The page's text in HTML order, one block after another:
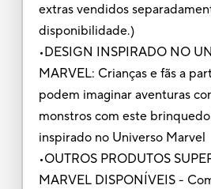
extras vendidos
disponibilidade.)
•DESIGN INSPIRADO NO
MARVEL: Crianças e fãs a
podem imaginar aventuras
monstros com este
inspirado no Universo Marvel
•OUTROS PRODUTOS
MARVEL DISPONÍVEIS -